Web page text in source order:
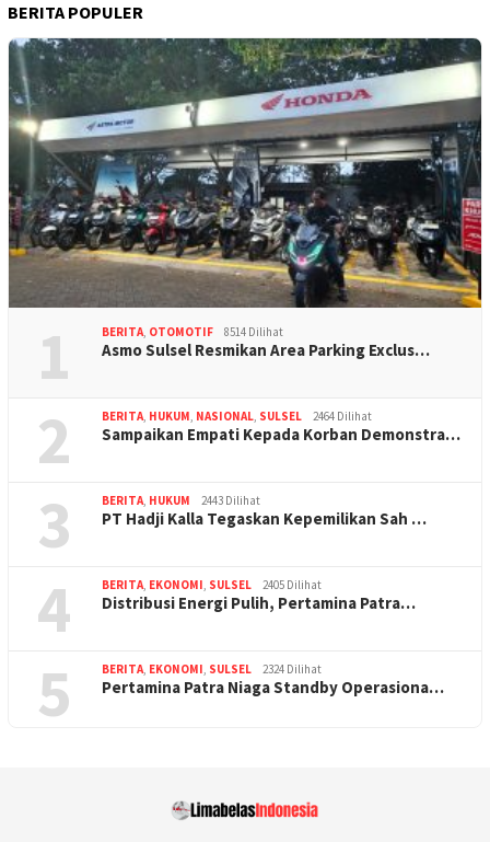
BERITA POPULER
1 BERITA, OTOMOTIF 8514 Dilihat
Asmo Sulsel Resmikan Area Parking Exclus…
2 BERITA, HUKUM, NASIONAL, SULSEL 2464 Dilihat
Sampaikan Empati Kepada Korban Demonstra…
3 BERITA, HUKUM 2443 Dilihat
PT Hadji Kalla Tegaskan Kepemilikan Sah …
4 BERITA, EKONOMI, SULSEL 2405 Dilihat
Distribusi Energi Pulih, Pertamina Patra…
5 BERITA, EKONOMI, SULSEL 2324 Dilihat
Pertamina Patra Niaga Standby Operasiona…